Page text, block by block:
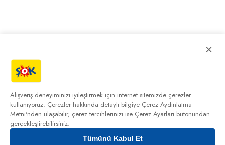
×
Alışveriş deneyiminizi iyileştirmek için internet sitemizde çerezler
kullanıyoruz. Çerezler hakkında detaylı bilgiye Çerez Aydınlatma
Metni'nden ulaşabilir, çerez tercihlerinizi ise Çerez Ayarları butonundan
gerçekleştirebilirsiniz.
Tümünü Kabul Et